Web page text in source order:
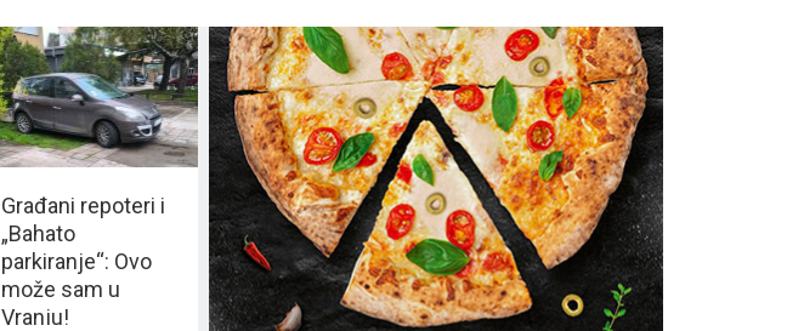
Građani repoteri i
„Bahato
parkiranje“: Ovo
može sam u
Vranju!